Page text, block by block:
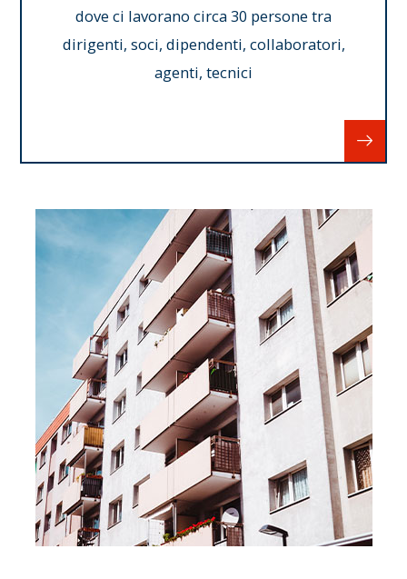
dove ci lavorano circa 30 persone tra
dirigenti, soci, dipendenti, collaboratori,
agenti, tecnici